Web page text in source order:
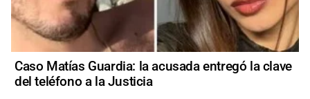
Caso Matías Guardia: la acusada entregó la clave
del teléfono a la Justicia